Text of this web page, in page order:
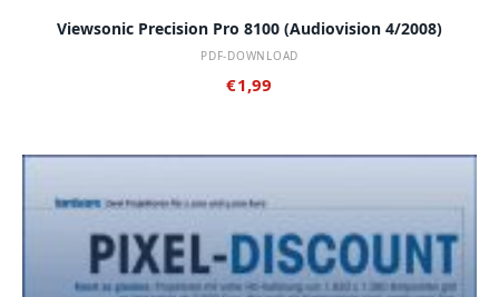
Viewsonic Precision Pro 8100 (audiovision 4/2008)
PDF-DOWNLOAD
€1,99